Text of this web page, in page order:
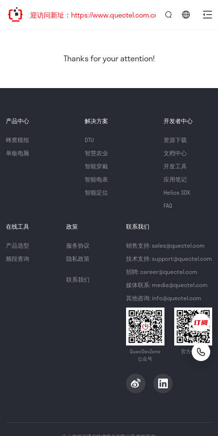
移，欢迎访问新址：https://www.quectel.com.cn
Thanks for your attention!
产品中心
蜂窝模组
单板电脑
解决方案
DTU
智慧农业
智能穿戴
智能电表
智能定位
开发者中心
资源下载
文档中心
开发工具
应用笔记
Helios SDK
FAQ
在线工具
产品选型
频段查询
政策
服务协议
隐私政策
联系我们
联系我们
销售支持: sales@quectel.com
技术支持: support@quectel.com
招聘: career@quectel.com
媒体联系: media@quectel.com
其他咨询: info@quectel.com
QuecDevZone
公众号
官方公众号